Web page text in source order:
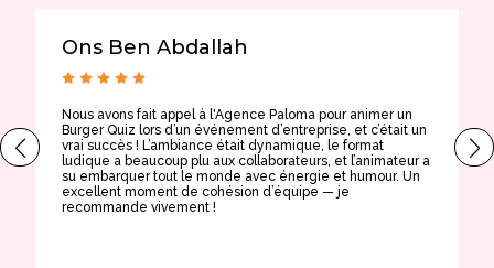
Ons Ben Abdallah
Nous avons fait appel à l'Agence Paloma pour animer un
Burger Quiz lors d’un événement d’entreprise, et c’était un
vrai succès ! L’ambiance était dynamique, le format
ludique a beaucoup plu aux collaborateurs, et l’animateur a
su embarquer tout le monde avec énergie et humour. Un
excellent moment de cohésion d’équipe — je
recommande vivement !